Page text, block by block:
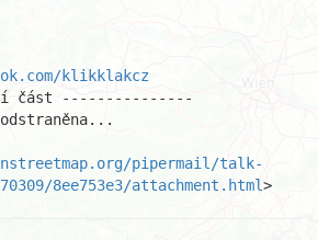
klikklakcz
část ---------------
pipermail/talk-
8ee753e3/attachment.html>